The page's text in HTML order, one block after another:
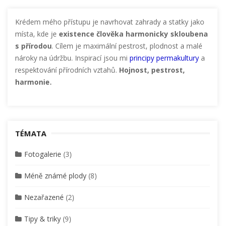
Krédem mého přístupu je navrhovat zahrady a statky jako
místa, kde je existence člověka harmonicky skloubena
s přírodou. Cílem je maximální pestrost, plodnost a malé
nároky na údržbu. Inspirací jsou mi principy permakultury a
respektování přírodních vztahů. Hojnost, pestrost,
harmonie.
TÉMATA
Fotogalerie (3)
Méně známé plody (8)
Nezařazené (2)
Tipy & triky (9)